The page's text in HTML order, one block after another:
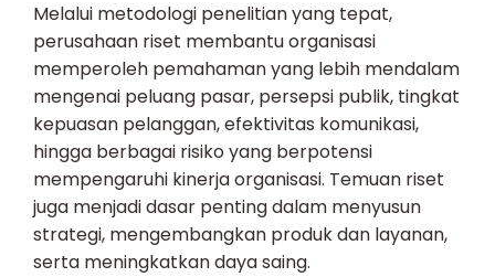
Melalui metodologi penelitian yang tepat,
perusahaan riset membantu organisasi
memperoleh pemahaman yang lebih mendalam
mengenai peluang pasar, persepsi publik, tingkat
kepuasan pelanggan, efektivitas komunikasi,
hingga berbagai risiko yang berpotensi
mempengaruhi kinerja organisasi. Temuan riset
juga menjadi dasar penting dalam menyusun
strategi, mengembangkan produk dan layanan,
serta meningkatkan daya saing.